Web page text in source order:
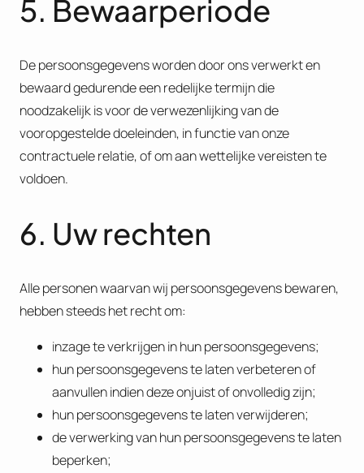
5. Bewaarperiode
De persoonsgegevens worden door ons verwerkt en
bewaard gedurende een redelijke termijn die
noodzakelijk is voor de verwezenlijking van de
vooropgestelde doeleinden, in functie van onze
contractuele relatie, of om aan wettelijke vereisten te
voldoen.
6. Uw rechten
Alle personen waarvan wij persoonsgegevens bewaren,
hebben steeds het recht om:
inzage te verkrijgen in hun persoonsgegevens;
hun persoonsgegevens te laten verbeteren of
aanvullen indien deze onjuist of onvolledig zijn;
hun persoonsgegevens te laten verwijderen;
de verwerking van hun persoonsgegevens te laten
beperken;